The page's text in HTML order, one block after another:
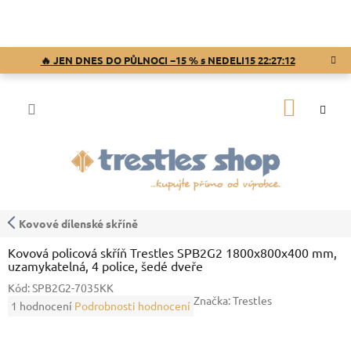
🔥 JEN DNES DO PŮLNOCI −15 % s NEDELI1522:27:11
Kovové dílenské skříně
Kovová policová skříň Trestles SPB2G2 1800x800x400 mm,
uzamykatelná, 4 police, šedé dveře
Kód:SPB2G2-7035KK
Průměrné
1 hodnocení Podrobnosti hodnocení Značka:Trestles